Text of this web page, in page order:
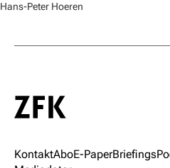
Hans-Peter Hoeren
KontaktAboE-PaperBriefings